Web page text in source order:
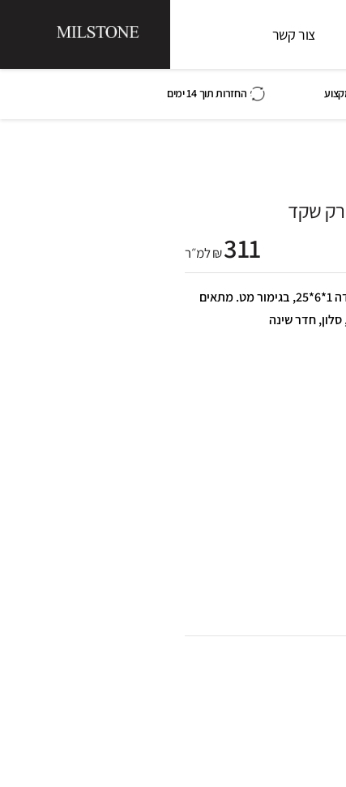
צור קשר
החזרות תוך 14 ימים
שקד
311₪ למ״ר
בריק ניו יורק שקד, בצבע חום, במידה 1*6*25, בגימור מט. מתאים
סלון, חדר שינה